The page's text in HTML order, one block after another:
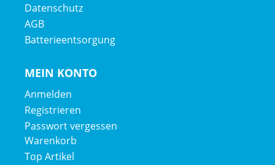
Datenschutz
AGB
Batterieentsorgung
MEIN KONTO
Anmelden
Registrieren
Passwort vergessen
Warenkorb
Top Artikel